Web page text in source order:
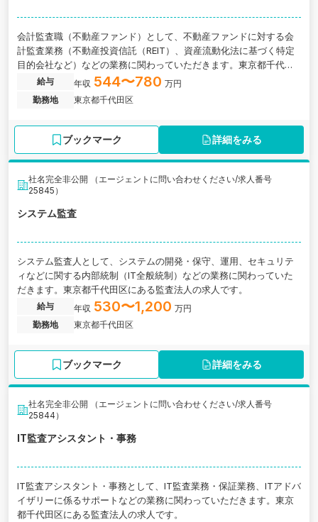
会計監査職（不動産ファンド）として、不動産ファンドに対する会
計監査業務（不動産投資信託（REIT）、資産流動化法に基づく特定
目的会社など）などの業務に関わっていただきます。東京都千代田
区にある監査法人の求人です。
給与 年収 544〜780 万円
勤務地
東京都千代田区
ブックマーク 詳細をみる
社名完全非公開 （エージェントに問い合わせください/求人番号
25845）
システム監査
システム監査人として、システムの開発・保守、運用、セキュリテ
ィなどに関する内部統制（IT全般統制）などの業務に関わっていた
だきます。東京都千代田区にある監査法人の求人です。
給与 年収 530〜1,200 万円
勤務地
東京都千代田区
ブックマーク 詳細をみる
社名完全非公開 （エージェントに問い合わせください/求人番号
25844）
IT監査アシスタント・事務
IT監査アシスタント・事務として、IT監査業務・保証業務、ITアドバ
イザリーに係るサポートなどの業務に関わっていただきます。東京
都千代田区にある監査法人の求人です。